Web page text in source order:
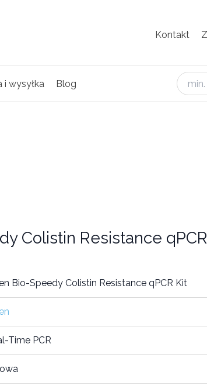
Kontakt
i wysyłka Blog
Colistin Resistance
Bio-Speedy Colistin Resistance qPCR Kit
Time PCR